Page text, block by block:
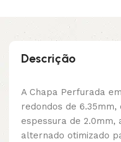
Descrição
A Chapa Perfurada
redondos de
espessura de
alternado otimizado